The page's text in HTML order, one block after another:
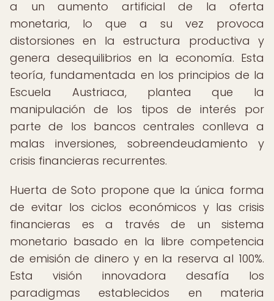
a un aumento artificial de la oferta
monetaria, lo que a su vez provoca
distorsiones en la estructura productiva y
genera desequilibrios en la economía. Esta
teoría, fundamentada en los principios de la
Escuela Austriaca, plantea que la
manipulación de los tipos de interés por
parte de los bancos centrales conlleva a
malas inversiones, sobreendeudamiento y
crisis financieras recurrentes.
Huerta de Soto propone que la única forma
de evitar los ciclos económicos y las crisis
financieras es a través de un sistema
monetario basado en la libre competencia
de emisión de dinero y en la reserva al 100%.
Esta visión innovadora desafía los
paradigmas establecidos en materia